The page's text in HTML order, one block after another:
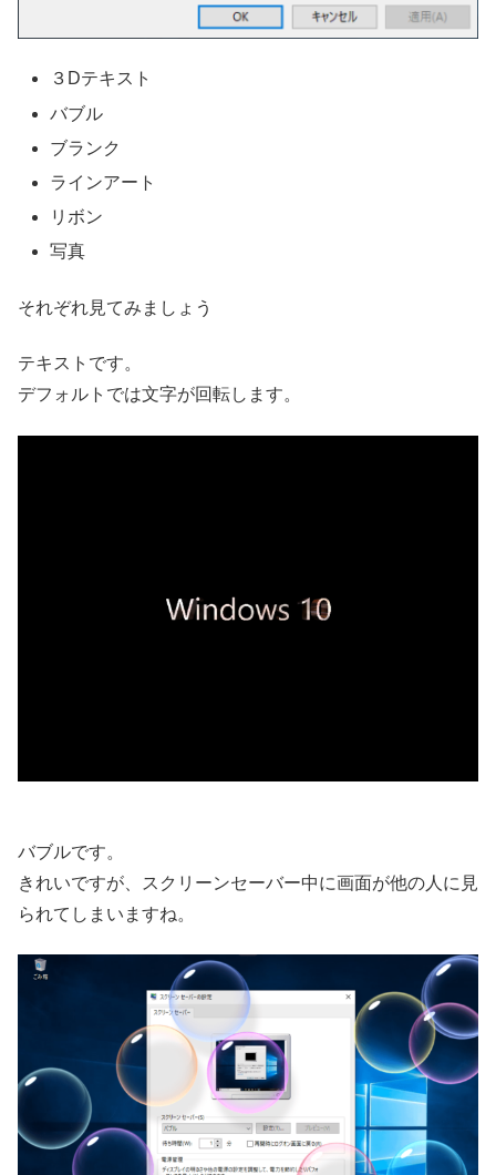
３Dテキスト
バブル
ブランク
ラインアート
リボン
写真
それぞれ見てみましょう
テキストです。
デフォルトでは文字が回転します。
バブルです。
きれいですが、スクリーンセーバー中に画面が他の人に見
られてしまいますね。